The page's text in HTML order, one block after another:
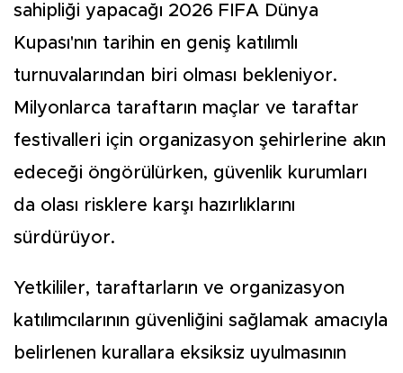
sahipliği yapacağı 2026 FIFA Dünya
Kupası'nın tarihin en geniş katılımlı
turnuvalarından biri olması bekleniyor.
Milyonlarca taraftarın maçlar ve taraftar
festivalleri için organizasyon şehirlerine akın
edeceği öngörülürken, güvenlik kurumları
da olası risklere karşı hazırlıklarını
sürdürüyor.
Yetkililer, taraftarların ve organizasyon
katılımcılarının güvenliğini sağlamak amacıyla
belirlenen kurallara eksiksiz uyulmasının